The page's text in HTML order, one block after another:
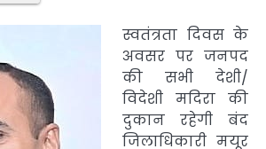
स्वतंत्रता दिवस के
अवसर पर जनपद
की सभी देशी/
विदेशी मदिरा की
दुकान रहेगी बंद
जिलाधिकारी मयूर